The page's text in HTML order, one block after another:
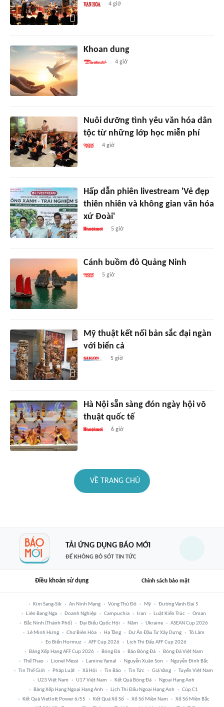
4 giờ
Khoan dung
4 giờ
Nuôi dưỡng tình yêu văn hóa dân
tộc từ những lớp học miễn phí
4 giờ
Hấp dẫn phiên livestream 'Vẻ đẹp
thiên nhiên và không gian văn hóa
xứ Đoài'
5 giờ
Cánh buồm đỏ Quảng Ninh
5 giờ
Mỹ thuật kết nối bản sắc đại ngàn
với biển cả
5 giờ
Hà Nội sẵn sàng đón ngày hội võ
thuật quốc tế
6 giờ
VỀ TRANG CHỦ
TẢI ỨNG DỤNG BÁO MỚI
ĐỂ KHÔNG BỎ SÓT TIN TỨC
Điều khoản sử dụng Chính sách bảo mật
Kim Sang-Sik An Ninh Mạng Vùng Thủ Đô Mỹ
Đường Vành Đai 5
Liên Bang Nga
Doanh Nghiệp Campuchia Iran Luật Kiến Trúc
Oman
Bắc Ninh (thành Phố)
Đại Biểu Quốc Hội Năm Ukraine
ASEAN Cup 2026
Lê Minh Hưng
Chợ Biên Hòa Hạ Tầng Dự Án Đầu Tư Xây Dựng
Tô Lâm
Eo Biển Hormuz
AFF Cup 2026
Lịch Thi Đấu AFF Cup 2026
Bảng Xếp Hạng AFF Cup 2026
Bóng Đá Báo Bóng Đá
Bóng Đá Việt Nam
Thể Thao
Lionel Messi Lamine Yamal Nguyễn Xuân Son
Nguyễn Đình Bắc
Tin Thế Giới
Pháp Luật Xã Hội Tin Bão Tin Tức Giá Vàng
Tuyển Việt Nam
U23 Việt Nam
U17 Việt Nam Kết Quả Bóng Đá
Ngoại Hạng Anh
Bảng Xếp Hạng Ngoại Hạng Anh
Lịch Thi Đấu Ngoại Hạng Anh
Cúp C1
Kết Quả Vietlott Power 6/55
Kết Quả Xổ Số Xổ Số Miền Nam
Xổ Số Miền Bắc